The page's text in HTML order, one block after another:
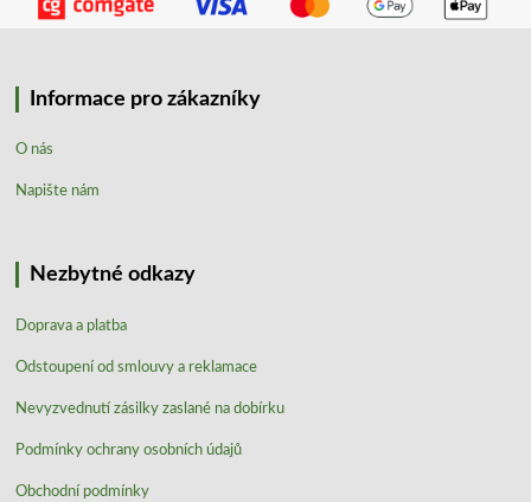
Informace pro zákazníky
O nás
Napište nám
Nezbytné odkazy
Doprava a platba
Odstoupení od smlouvy a reklamace
Nevyzvednutí zásilky zaslané na dobírku
Podmínky ochrany osobních údajů
Obchodní podmínky